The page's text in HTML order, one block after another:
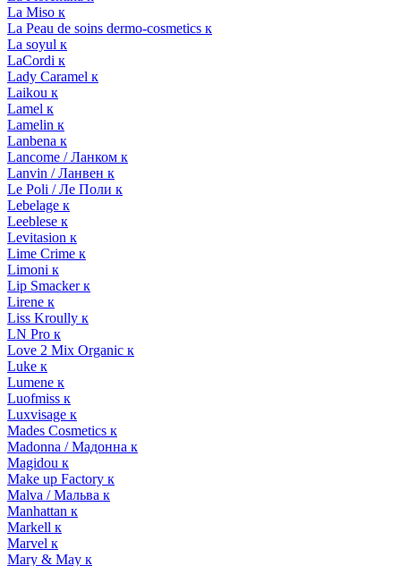
La Miso к
La Peau de soins dermo-cosmetics к
La soyul к
LaCordi к
Lady Caramel к
Laikou к
Lamel к
Lamelin к
Lanbena к
Lancome / Ланком к
Lanvin / Ланвен к
Le Poli / Ле Поли к
Lebelage к
Leeblese к
Levitasion к
Lime Crime к
Limoni к
Lip Smacker к
Lirene к
Liss Kroully к
LN Pro к
Love 2 Mix Organic к
Luke к
Lumene к
Luofmiss к
Luxvisage к
Mades Cosmetics к
Madonna / Мадонна к
Magidou к
Make up Factory к
Malva / Мальва к
Manhattan к
Markell к
Marvel к
Mary & May к